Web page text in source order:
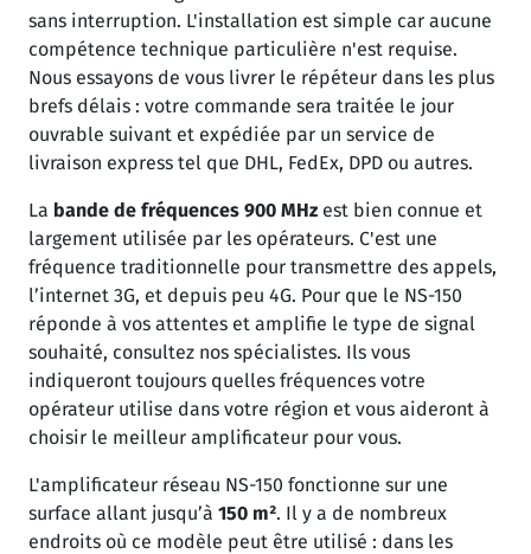
sans interruption. L'installation est simple car aucune
compétence technique particulière n'est requise.
Nous essayons de vous livrer le répéteur dans les plus
brefs délais : votre commande sera traitée le jour
ouvrable suivant et expédiée par un service de
livraison express tel que DHL, FedEx, DPD ou autres.
La bande de fréquences 900 MHz est bien connue et
largement utilisée par les opérateurs. C'est une
fréquence traditionnelle pour transmettre des appels,
l’internet 3G, et depuis peu 4G. Pour que le NS-150
réponde à vos attentes et amplifie le type de signal
souhaité, consultez nos spécialistes. Ils vous
indiqueront toujours quelles fréquences votre
opérateur utilise dans votre région et vous aideront à
choisir le meilleur amplificateur pour vous.
L'amplificateur réseau NS-150 fonctionne sur une
surface allant jusqu’à 150 m². Il y a de nombreux
endroits où ce modèle peut être utilisé : dans les